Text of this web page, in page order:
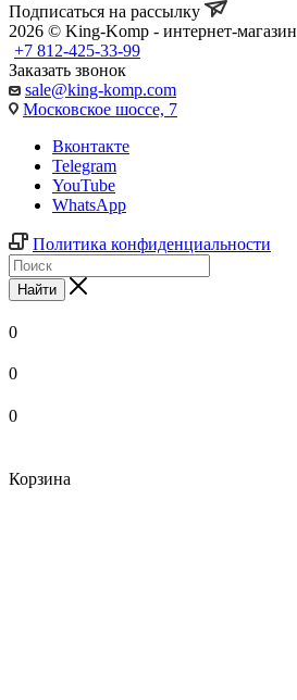
Подписаться на рассылку
2026 © King-Komp - интернет-магазин
+7 812-425-33-99
Заказать звонок
sale@king-komp.com
Московское шоссе, 7
Вконтакте
Telegram
YouTube
WhatsApp
Политика конфиденциальности
Найти
0
0
0
Корзина